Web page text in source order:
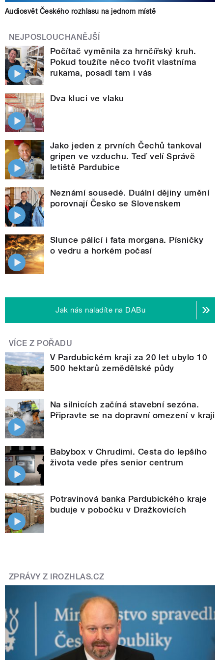
Audiosvět Českého rozhlasu na jednom místě
NEJPOSLOUCHANĚJŠÍ
Počítač vyměnila za hrnčířský kruh.
Pokud toužíte něco tvořit vlastníma
rukama, posadí tam i vás
Dva kluci ve vlaku
Jako jeden z prvních Čechů tankoval
gripen ve vzduchu. Teď velí Správě
letiště Pardubice
Neznámí sousedé. Duální dějiny umění
porovnají Česko se Slovenskem
Slunce pálící i fata morgana. Písničky
o vedru a horkém počasí
Jak nás naladíte na DABu
VÍCE Z POŘADU
V Pardubickém kraji za 20 let ubylo 10
500 hektarů zemědělské půdy
Na silnicích začíná stavební sezóna.
Připravte se na dopravní omezení v kraji
Babybox v Chrudimi. Cesta do lepšího
života vede přes senior centrum
Potravinová banka Pardubického kraje
buduje v pobočku v Dražkovicích
ZPRÁVY Z IROZHLAS.CZ